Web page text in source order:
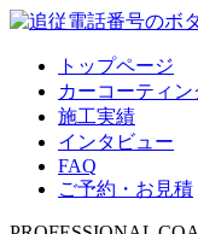
トップページ
カーコーティン
施工実績
インタビュー
FAQ
ご予約・お見積